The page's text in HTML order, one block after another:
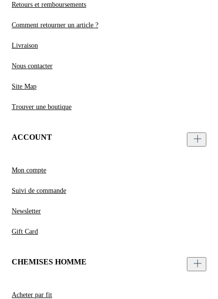
Retours et remboursements
Comment retourner un article ?
Livraison
Nous contacter
Site Map
Trouver une boutique
ACCOUNT
Mon compte
Suivi de commande
Newsletter
Gift Card
CHEMISES HOMME
Acheter par fit